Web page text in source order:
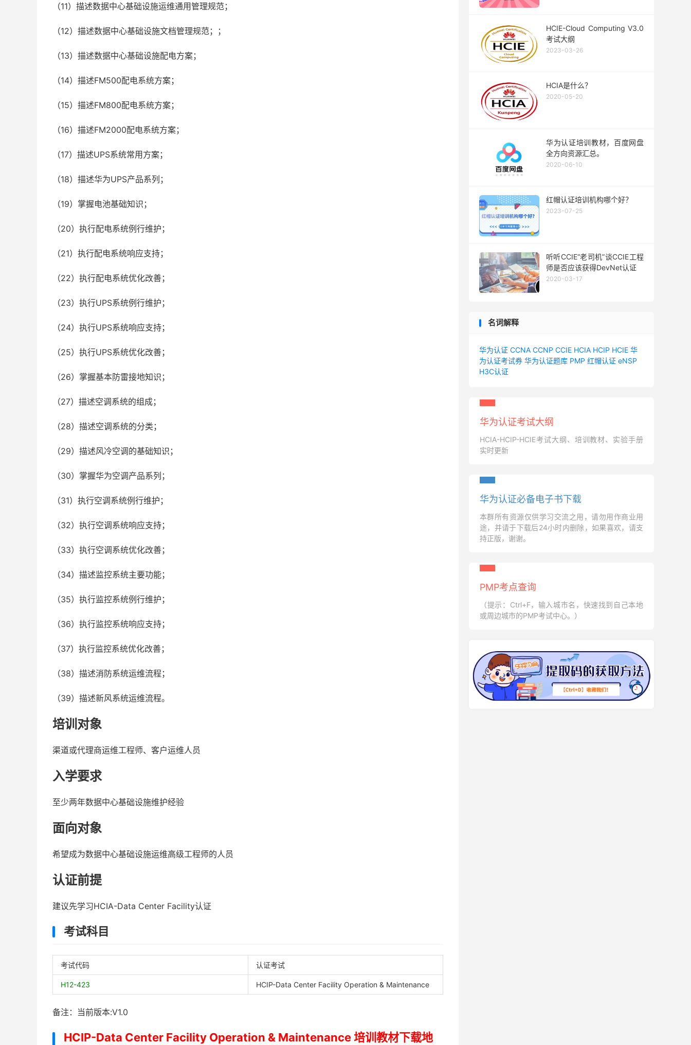
（11）描述数据中心基础设施运维通用管理规范；
（12）描述数据中心基础设施文档管理规范；；
（13）描述数据中心基础设施配电方案；
（14）描述FM500配电系统方案；
（15）描述FM800配电系统方案；
（16）描述FM2000配电系统方案；
（17）描述UPS系统常用方案；
（18）描述华为UPS产品系列；
（19）掌握电池基础知识；
（20）执行配电系统例行维护；
（21）执行配电系统响应支持；
（22）执行配电系统优化改善；
（23）执行UPS系统例行维护；
（24）执行UPS系统响应支持；
（25）执行UPS系统优化改善；
（26）掌握基本防雷接地知识；
（27）描述空调系统的组成；
（28）描述空调系统的分类；
（29）描述风冷空调的基础知识；
（30）掌握华为空调产品系列；
（31）执行空调系统例行维护；
（32）执行空调系统响应支持；
（33）执行空调系统优化改善；
（34）描述监控系统主要功能；
（35）执行监控系统例行维护；
（36）执行监控系统响应支持；
（37）执行监控系统优化改善；
（38）描述消防系统运维流程；
（39）描述新风系统运维流程。
培训对象
渠道或代理商运维工程师、客户运维人员
入学要求
至少两年数据中心基础设施维护经验
面向对象
希望成为数据中心基础设施运维高级工程师的人员
认证前提
建议先学习HCIA-Data Center Facility认证
考试科目
考试代码 认证考试
H12-423 HCIP-Data Center Facility Operation & Maintenance
备注：当前版本:V1.0
HCIP-Data Center Facility Operation & Maintenance 培训教材下载地
HCIE-Cloud Computing V3.0
考试大纲
2023-03-26
HCIA是什么？
2020-05-20
华为认证培训教材，百度网盘
全方向资源汇总。
2020-06-10
红帽认证培训机构哪个好？
2023-07-25
听听CCIE“老司机”谈CCIE工程
师是否应该获得DevNet认证
2020-03-17
名词解释
华为认证 CCNA CCNP CCIE HCIA HCIP HCIE 华
为认证考试券 华为认证题库 PMP 红帽认证 eNSP
H3C认证
华为认证考试大纲
HCIA-HCIP-HCIE考试大纲、培训教材、实验手册
实时更新
华为认证必备电子书下载
本群所有资源仅供学习交流之用，请勿用作商业用
途，并请于下载后24小时内删除，如果喜欢，请支
持正版，谢谢。
PMP考点查询
（提示：Ctrl+F，输入城市名，快速找到自己本地
或周边城市的PMP考试中心。）